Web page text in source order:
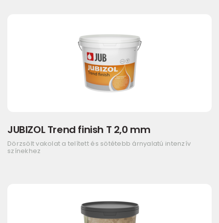
JUBIZOL Trend finish T 2,0 mm
Dörzsölt vakolat a telített és sötétebb árnyalatú intenzív
színekhez